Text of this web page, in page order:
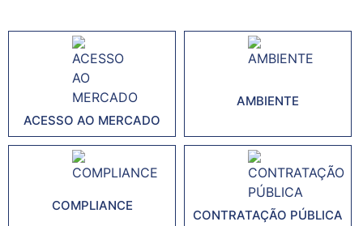
ACESSO AO MERCADO
AMBIENTE
COMPLIANCE
CONTRATAÇÃO PÚBLICA